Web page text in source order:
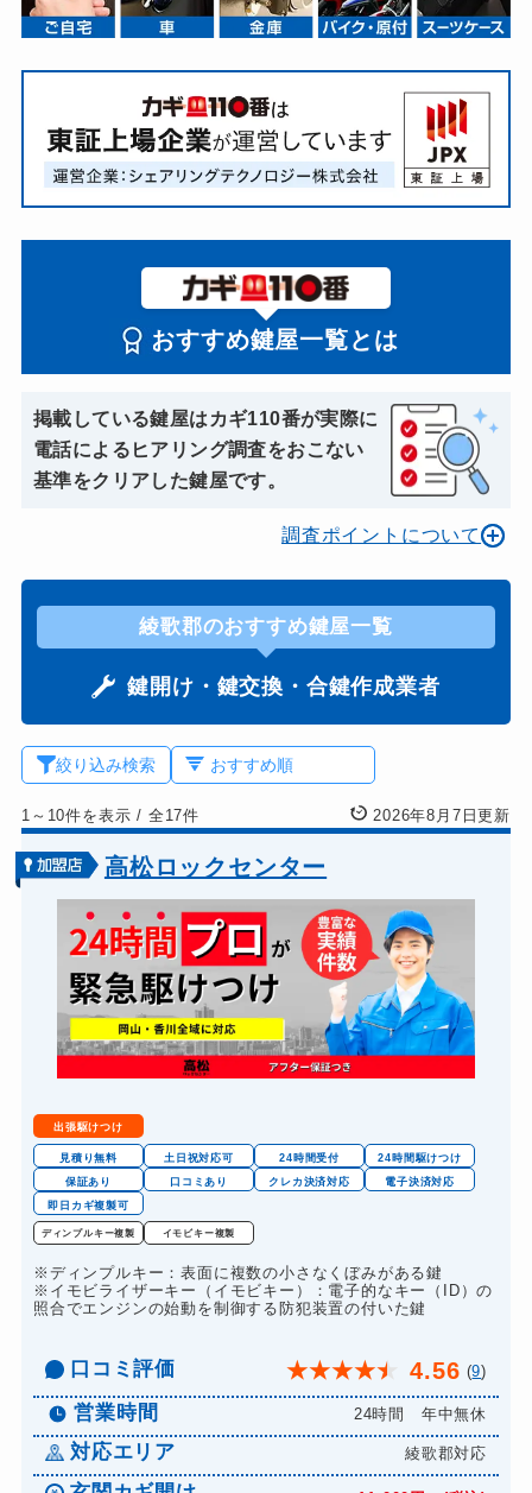
おすすめ鍵屋一覧とは
掲載している鍵屋はカギ110番が実際に
電話によるヒアリング調査をおこない
基準をクリアした鍵屋です。
調査ポイントについて
綾歌郡のおすすめ鍵屋一覧
鍵開け・鍵交換・合鍵作成業者
絞り込み検索
1～10件を表示/ 全17件 2026年8月7日更新
高松ロックセンター
出張駆けつけ
見積り無料 土日祝対応可 24時間受付
24時間駆けつけ
保証あり
口コミあり クレカ決済対応
電子決済対応
即日カギ複製可
ディンプルキー複製 イモビキー複製
※ディンプルキー：表面に複数の小さなくぼみがある鍵
※イモビライザーキー（イモビキー）：電子的なキー（ID）の
照合でエンジンの始動を制御する防犯装置の付いた鍵
口コミ評価 ★★★★★ 4.56 (9)
営業時間 24時間 年中無休
対応エリア 綾歌郡対応